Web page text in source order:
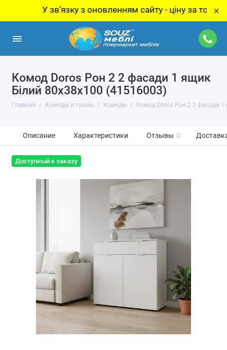
У звʼязку з оновленням сайту - ціну за товар ×
Комод Doros Рон 2 2 фасади 1 ящик
Білий 80х38х100 (41516003)
Главная Комоды и тумбы Комоды Комод Doros Рон 2 2 фасади 1
Описание Характеристики Отзывы 0
Доступный к заказу